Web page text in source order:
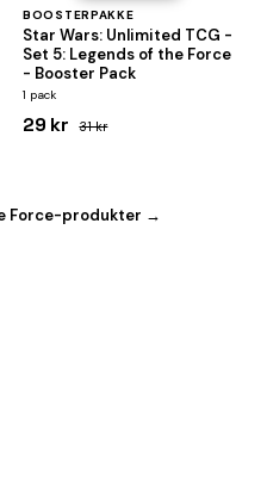
BOOSTERPAKKE
Star Wars: Unlimited TCG -
Set 5: Legends of the Force
- Booster Pack
1 pack
29 kr 31 kr
Force-produkter →